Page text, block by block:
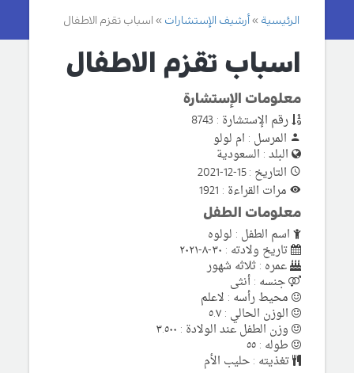
الرئيسية أرشيف الإستشارات اسباب تقزم الاطفال
اسباب تقزم الاطفال
معلومات الإستشارة
رقم الإستشارة : 8743
المرسل : ام لولو
البلد : السعودية
التاريخ : 15-12-2021
مرات القراءة : 1921
معلومات الطفل
اسم الطفل : لولوه
تاريخ ولادته : ٣٠-٨-٢٠٢١
عمره : ثلاثه شهور
جنسه : أنثى
محيط رأسه : لاعلم
الوزن الحالي : ٥.٧
وزن الطفل عند الولادة : ٣.٥٠٠
طوله : ٥٥
تغذيته : حليب الأم